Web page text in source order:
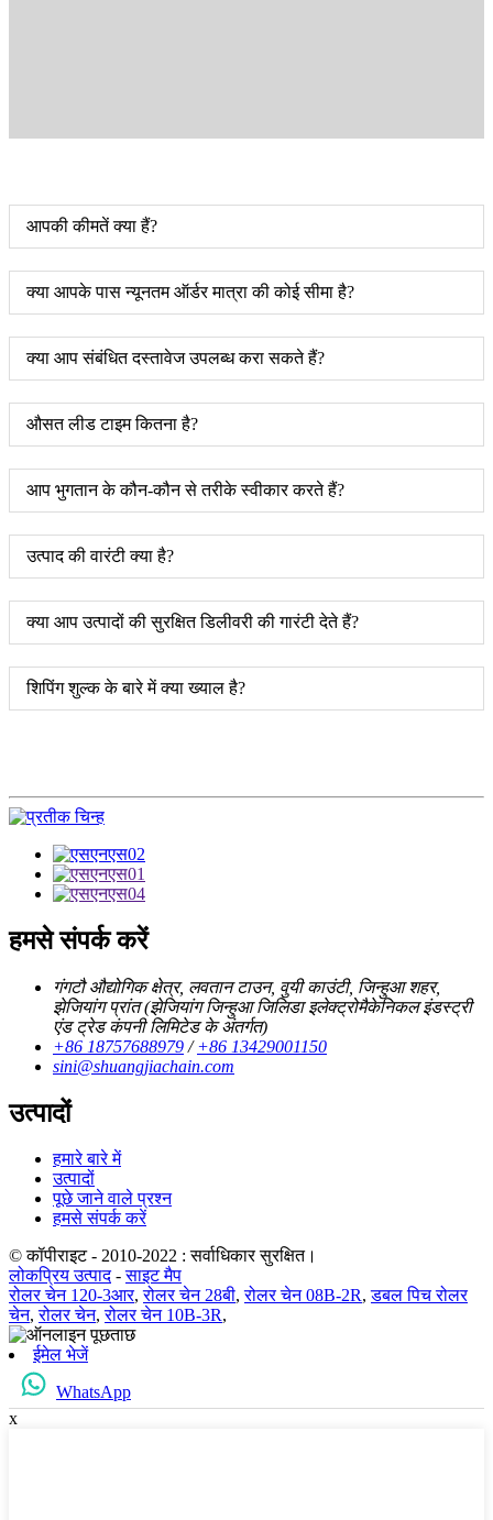
आपकी कीमतें क्या हैं?
क्या आपके पास न्यूनतम ऑर्डर मात्रा की कोई सीमा है?
क्या आप संबंधित दस्तावेज उपलब्ध करा सकते हैं?
औसत लीड टाइम कितना है?
आप भुगतान के कौन-कौन से तरीके स्वीकार करते हैं?
उत्पाद की वारंटी क्या है?
क्या आप उत्पादों की सुरक्षित डिलीवरी की गारंटी देते हैं?
शिपिंग शुल्क के बारे में क्या ख्याल है?
हमसे संपर्क करें
गंगटौ औद्योगिक क्षेत्र, लवतान टाउन, वुयी काउंटी, जिन्हुआ शहर,
झेजियांग प्रांत (झेजियांग जिन्हुआ जिलिडा इलेक्ट्रोमैकेनिकल इंडस्ट्री
एंड ट्रेड कंपनी लिमिटेड के अंतर्गत)
+86 18757688979 /+86 13429001150
sini@shuangjiachain.com
उत्पादों
हमारे बारे में
उत्पादों
पूछे जाने वाले प्रश्न
हमसे संपर्क करें
© कॉपीराइट - 2010-2022 : सर्वाधिकार सुरक्षित।
लोकप्रिय उत्पाद-साइट मैप
रोलर चेन 120-3आर,रोलर चेन 28बी,रोलर चेन 08B-2R,डबल पिच रोलर
चेन,रोलर चेन,रोलर चेन 10B-3R,
ईमेल भेजें
WhatsApp
x